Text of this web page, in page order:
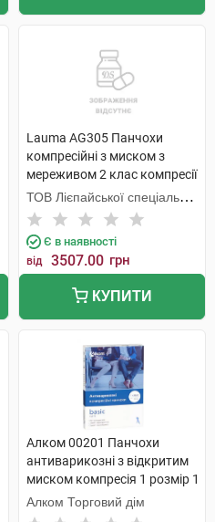
Lauma AG305 Панчохи
компресійні з миском з
мереживом 2 клас компресії
колір натуральний розмір 2D
1 пара
ТОВ Лієпайської спеціальної
економічної зони Лаума
Медікал,
Є в наявності
від 3507.00 грн
КУПИТИ
Алком 00201 Панчохи
антиварикозні з відкритим
миском компресія 1 розмір 1
бежевий 1 пара
Алком Торговий дім